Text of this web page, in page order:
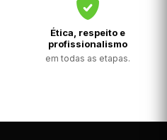
Ética, respeito e
profissionalismo
em todas as etapas.